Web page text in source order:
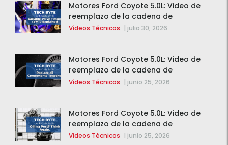
Motores Ford Coyote 5.0L: Video de
reemplazo de la cadena de
distribución de la F-150 2015 – 2020
Vídeos Técnicos | julio 30, 2026
Motores Ford Coyote 5.0L: Video de
reemplazo de la cadena de
distribución de la F-150 2015 – 2020
Vídeos Técnicos | junio 25, 2026
Motores Ford Coyote 5.0L: Video de
reemplazo de la cadena de
distribución de la F-150 2015 – 2020
Vídeos Técnicos | junio 25, 2026